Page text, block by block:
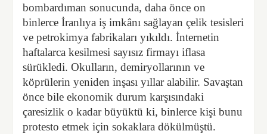
bombardıman sonucunda, daha önce on
binlerce İranlıya iş imkânı sağlayan çelik tesisleri
ve petrokimya fabrikaları yıkıldı. İnternetin
haftalarca kesilmesi sayısız firmayı iflasa
sürükledi. Okulların, demiryollarının ve
köprülerin yeniden inşası yıllar alabilir. Savaştan
önce bile ekonomik durum karşısındaki
çaresizlik o kadar büyüktü ki, binlerce kişi bunu
protesto etmek için sokaklara dökülmüştü.